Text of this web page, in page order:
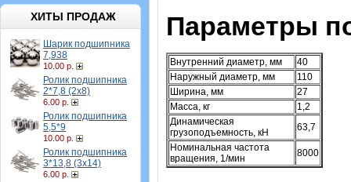
ХИТЫ ПРОДАЖ
Шарик подшипника
7,938
10.00 р.
Ролик подшипника
2*7,8 (2х8)
6.00 р.
Ролик подшипника
5,5*9
10.00 р.
Ролик подшипника
3*13,8 (3х14)
6.00 р.
Параметры
Внутренний диаметр, мм
40
Наружный диаметр, мм
110
Ширина, мм
27
Масса, кг
1,2
Динамическая
грузоподъемность, кН
63,7
Номинальная частота
вращения, 1/мин
8000